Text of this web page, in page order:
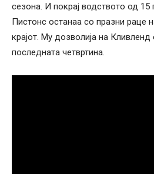
сезона. И покрај водството од 15
Пистонс останаа со празни раце
крајот. Му дозволија на Кливленд
последната четвртина.